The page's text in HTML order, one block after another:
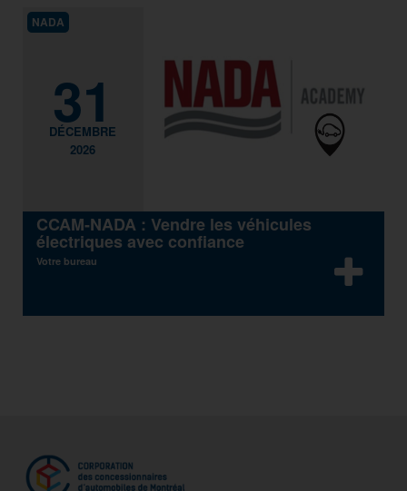
NADA
31
DÉCEMBRE
2026
CCAM-NADA : Vendre les véhicules
électriques avec confiance
Votre bureau